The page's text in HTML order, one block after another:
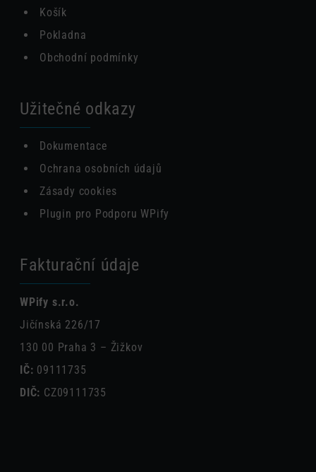
Košík
Pokladna
Obchodní podmínky
Užitečné odkazy
Dokumentace
Ochrana osobních údajů
Zásady cookies
Plugin pro Podporu WPify
Fakturační údaje
WPify s.r.o.
Jičínská 226/17
130 00 Praha 3 – Žižkov
IČ: 09111735
DIČ: CZ09111735